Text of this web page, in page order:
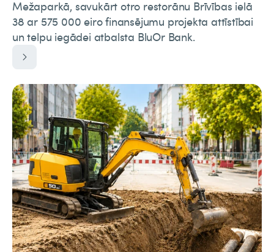
Mežaparkā, savukārt otro restorānu Brīvības ielā
38 ar 575 000 eiro finansējumu projekta attīstībai
un telpu iegādei atbalsta BluOr Bank.